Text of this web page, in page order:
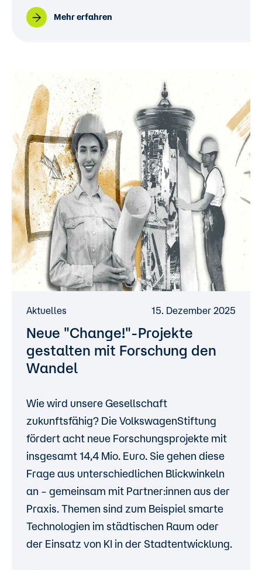
Mehr erfahren
Aktuelles 15. Dezember 2025
Neue "Change!"-Projekte
gestalten mit Forschung den
Wandel
Wie wird unsere Gesellschaft
zukunftsfähig? Die VolkswagenStiftung
fördert acht neue Forschungsprojekte mit
insgesamt 14,4 Mio. Euro. Sie gehen diese
Frage aus unterschiedlichen Blickwinkeln
an – gemeinsam mit Partner:innen aus der
Praxis. Themen sind zum Beispiel smarte
Technologien im städtischen Raum oder
der Einsatz von KI in der Stadtentwicklung.